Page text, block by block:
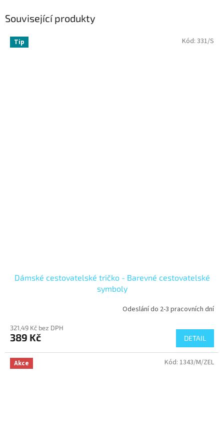
Související produkty
Tip
Dámské cestovatelské tričko - Barevné cestovatelské
symboly
Odeslání do 2-3 pracovních dní
321,49 Kč bez DPH
389 Kč DETAIL
Kód: 331/S
Akce Kód: 1343/M/ZEL